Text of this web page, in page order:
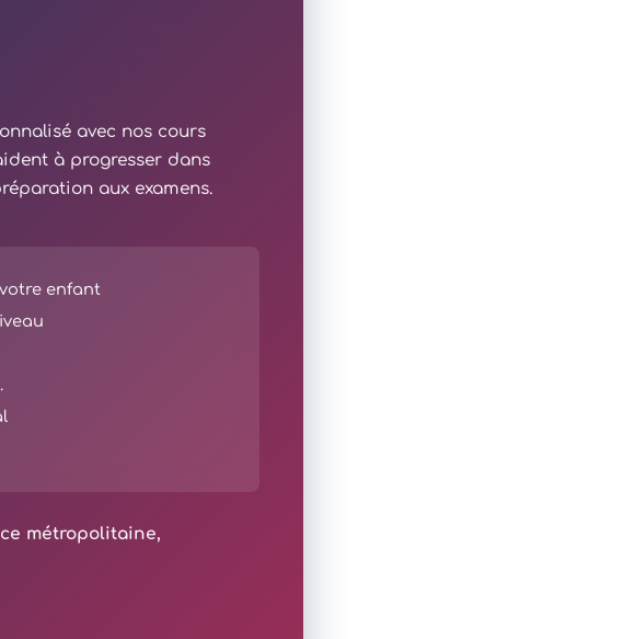
avec nos cours
à progresser dans
aux examens.
enfant
métropolitaine,